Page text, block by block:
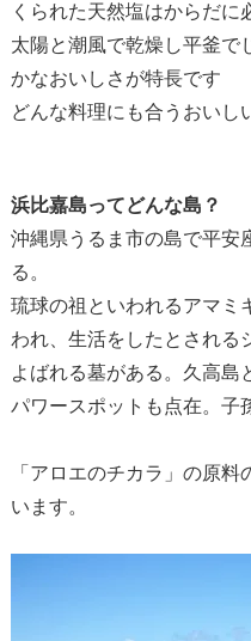
くられた天然塩はからだに
太陽と潮風で乾燥し平釜で
かなおいしさが特長です
どんな料理にも合うおいし
浜比嘉島ってどんな島？
沖縄県うるま市の島で平安
る。
琉球の祖といわれるアマミ
われ、生活をしたとされる
よばれる墓がある。久高島
パワースポットも点在。子
「アロエのチカラ」の原
います。